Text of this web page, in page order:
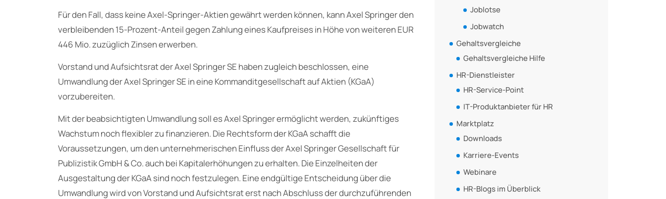
Für den Fall, dass keine Axel-Springer-Aktien gewährt werden können, kann Axel Springer den
verbleibenden 15-Prozent-Anteil gegen Zahlung eines Kaufpreises in Höhe von weiteren EUR
446 Mio. zuzüglich Zinsen erwerben.
Vorstand und Aufsichtsrat der Axel Springer SE haben zugleich beschlossen, eine
Umwandlung der Axel Springer SE in eine Kommanditgesellschaft auf Aktien (KGaA)
vorzubereiten.
Mit der beabsichtigten Umwandlung soll es Axel Springer ermöglicht werden, zukünftiges
Wachstum noch flexibler zu finanzieren. Die Rechtsform der KGaA schafft die
Voraussetzungen, um den unternehmerischen Einfluss der Axel Springer Gesellschaft für
Publizistik GmbH & Co. auch bei Kapitalerhöhungen zu erhalten. Die Einzelheiten der
Ausgestaltung der KGaA sind noch festzulegen. Eine endgültige Entscheidung über die
Umwandlung wird von Vorstand und Aufsichtsrat erst nach Abschluss der durchzuführenden
Joblotse
Jobwatch
Gehaltsvergleiche
Gehaltsvergleiche Hilfe
HR-Dienstleister
HR-Service-Point
IT-Produktanbieter für HR
Marktplatz
Downloads
Karriere-Events
Webinare
HR-Blogs im Überblick